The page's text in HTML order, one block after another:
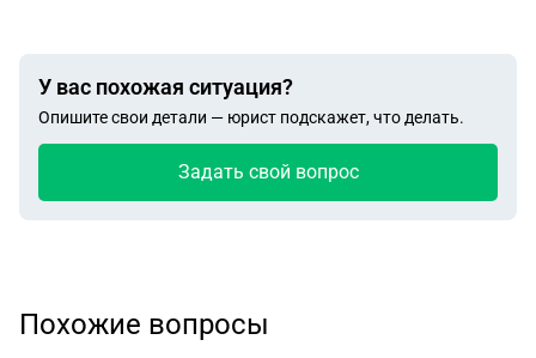
У вас похожая ситуация?
Опишите свои детали — юрист подскажет, что делать.
Задать свой вопрос
Похожие вопросы